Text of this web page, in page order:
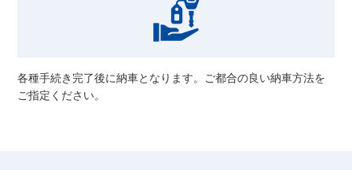
各種手続き完了後に納車となります。ご都合の良い納車方法を
ご指定ください。